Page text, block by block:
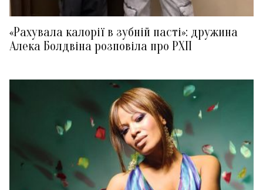
«Рахувала калорії в зубній пасті»: дружина
Алека Болдвіна розповіла про РХП